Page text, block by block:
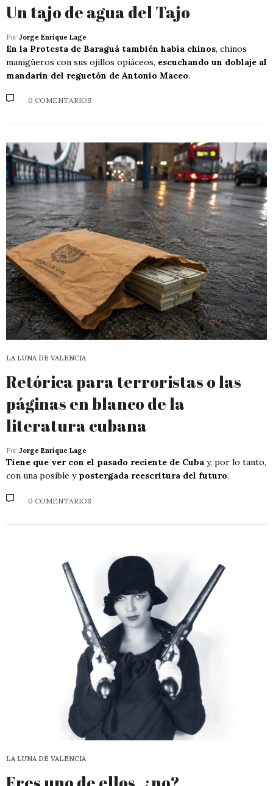
Un tajo de agua del Tajo
Por Jorge Enrique Lage
En la Protesta de Baraguá también había chinos, chinos
manigüeros con sus ojillos opiáceos, escuchando un doblaje al
mandarín del reguetón de Antonio Maceo.
0 COMENTARIOS
LA LUNA DE VALENCIA
Retórica para terroristas o las
páginas en blanco de la
literatura cubana
Por Jorge Enrique Lage
Tiene que ver con el pasado reciente de Cuba y, por lo tanto,
con una posible y postergada reescritura del futuro.
0 COMENTARIOS
LA LUNA DE VALENCIA